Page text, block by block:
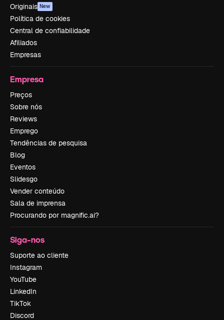
Originais New
Política de cookies
Central de confiabilidade
Afiliados
Empresas
Empresa
Preços
Sobre nós
Reviews
Emprego
Tendências de pesquisa
Blog
Eventos
Slidesgo
Vender conteúdo
Sala de imprensa
Procurando por magnific.ai?
Siga-nos
Suporte ao cliente
Instagram
YouTube
LinkedIn
TikTok
Discord